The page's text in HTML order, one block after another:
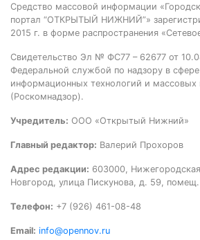
Средство массовой информации
портал “ОТКРЫТЫЙ НИЖНИЙ”»
2015 г. в форме распространения
Свидетельство Эл № ФС77 – 62677 от
Федеральной службой по надзору в сфере
информационных технологий и
(Роскомнадзор).
Учредитель: ООО «Открытый Нижний»
Главный редактор: Валерий Прохоров
Адрес редакции: 603000,
Новгород, улица Пискунова, д. 59,
Телефон: +7 (926) 461-08-48
Email: info@opennov.ru